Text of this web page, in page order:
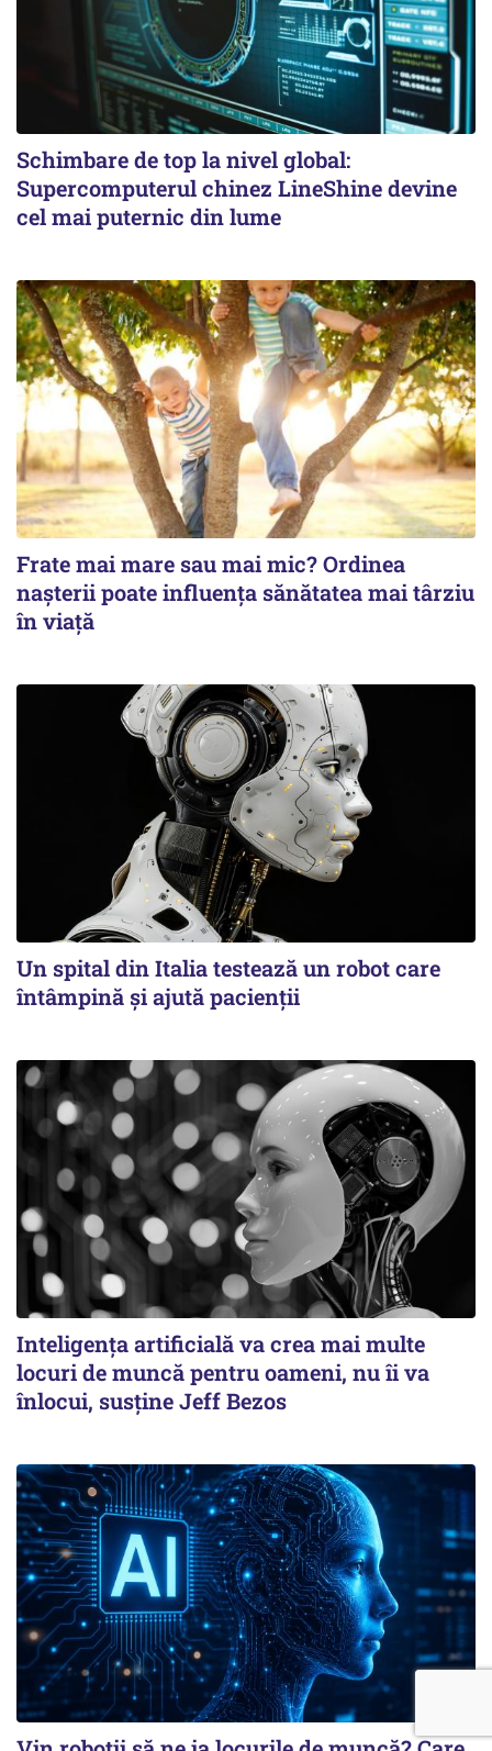
Schimbare de top la nivel global:
Supercomputerul chinez LineShine devine
cel mai puternic din lume
Frate mai mare sau mai mic? Ordinea
nașterii poate influența sănătatea mai târziu
în viață
Un spital din Italia testează un robot care
întâmpină și ajută pacienții
Inteligența artificială va crea mai multe
locuri de muncă pentru oameni, nu îi va
înlocui, susține Jeff Bezos